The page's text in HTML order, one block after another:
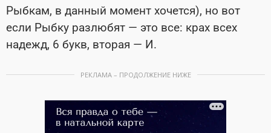
Рыбкам, в данный момент хочется), но вот
если Рыбку разлюбят — это все: крах всех
надежд, 6 букв, вторая — И.
РЕКЛАМА – ПРОДОЛЖЕНИЕ НИЖЕ